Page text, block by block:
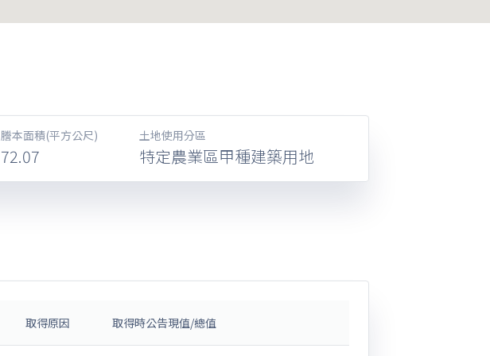
謄本面積(平方公尺)
72.07
土地使用分區
特定農業區甲種建築用地
取得原因 取得時公告現值/總值